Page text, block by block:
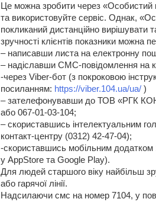
Це можна зробити через «Особистий
та використовуйте сервіс. Однак,
покликаний дистанційно вирішувати
зручності клієнтів показники можна
– написавши листа на електронну
– надіславши СМС-повідомлення на
-через Viber-бот (з покроковою
посиланням: https://viber.104.ua/ua/ )
– зателефонувавши до ТОВ «РГК
або 067-01-03-104;
– скориставшись інтелектуальним
контакт-центру (0312) 42-47-04);
-cкориставшись мобільним
у AppStore та Google Play).
Для людей старшого віку найбільш
або гарячої лінії.
Надсилаючи смс на номер 7104, у